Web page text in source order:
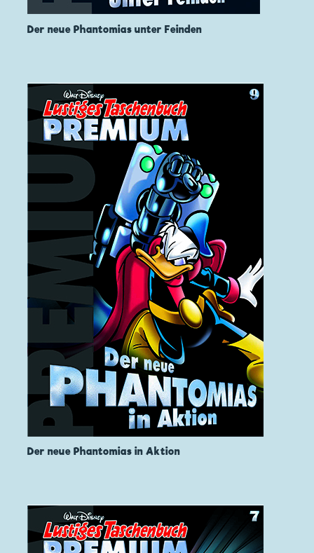
Der neue Phantomias unter Feinden
Der neue Phantomias in Aktion